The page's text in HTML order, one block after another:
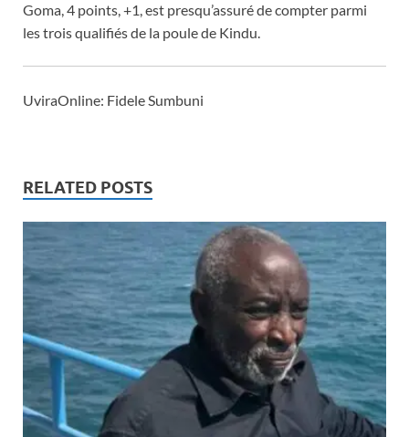
Goma, 4 points, +1, est presqu’assuré de compter parmi
les trois qualifiés de la poule de Kindu.
UviraOnline: Fidele Sumbuni
RELATED POSTS